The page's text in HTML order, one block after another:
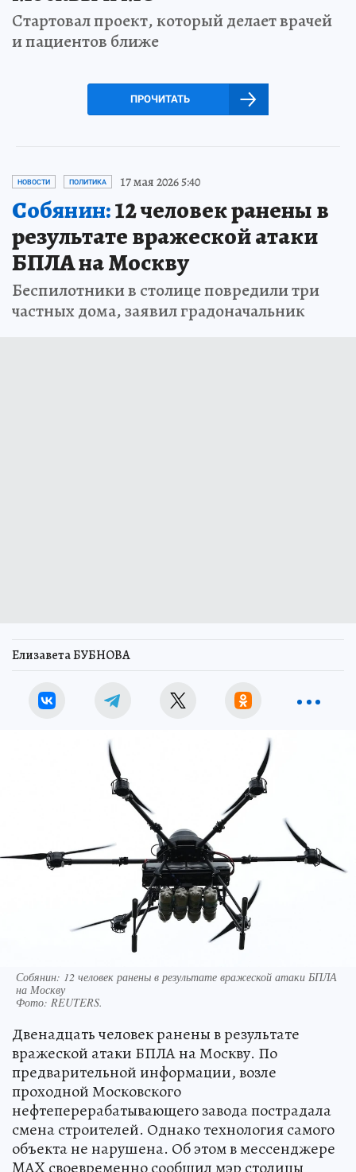
Стартовал проект, который делает врачей
и пациентов ближе
ПРОЧИТАТЬ
НОВОСТИ ПОЛИТИКА 17 мая 2026 5:40
Собянин:12 человек ранены в
результате вражеской атаки
БПЛА на Москву
Беспилотники в столице повредили три
частных дома, заявил градоначальник
Елизавета БУБНОВА
Собянин: 12 человек ранены в результате вражеской атаки БПЛА
на Москву
Фото: REUTERS.
Двенадцать человек ранены в результате
вражеской атаки БПЛА на Москву. По
предварительной информации, возле
проходной Московского
нефтеперерабатывающего завода пострадала
смена строителей. Однако технология самого
объекта не нарушена. Об этом в мессенджере
MAX своевременно сообщил мэр столицы